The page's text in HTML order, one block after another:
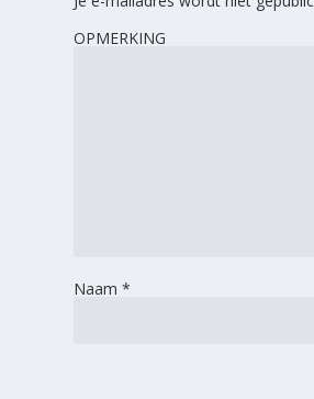
OPMERKING
Naam*